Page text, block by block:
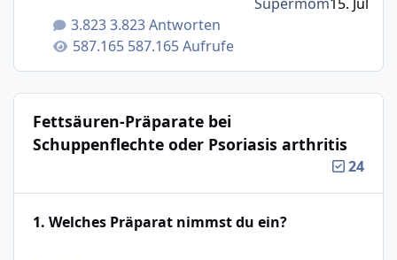
3.823 Antworten
587.165 Aufrufe
Fettsäuren-Präparate bei
Schuppenflechte oder Psoriasis arthritis
24
1. Welches Präparat nimmst du ein?